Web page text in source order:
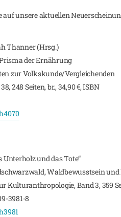
auf unsere aktuellen
Thanner (Hrsg.)
der Ernährung
zur Volkskunde/Vergleichenden
248 Seiten, br., 34,90 €, ISBN
Unterholz und das Tote“
Waldbewusstsein
Kulturanthropologie, Band 3, 359
3981-8